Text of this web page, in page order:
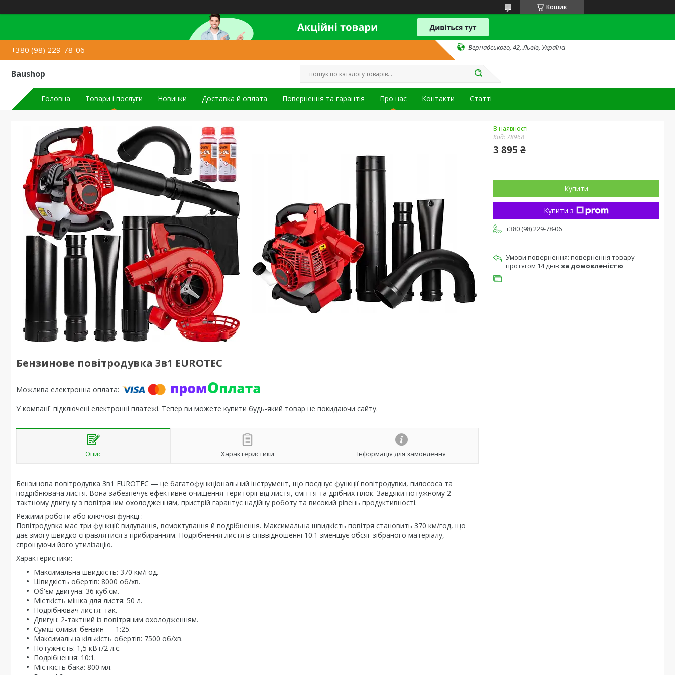
Кошик
+380 (98) 229-78-06 Вернадського, 42, Львів, Україна
Baushop
Головна Товари і послуги Новинки Доставка й оплата Повернення та гарантія Про нас Контакти Статті
Бензинове повітродувка 3в1 EUROTEC
У компанії підключені електронні платежі. Тепер ви можете купити будь-який товар не покидаючи сайту.
Опис Характеристики Інформація для замовлення
Бензинова повітродувка 3в1 EUROTEC — це багатофункціональний інструмент, що поєднує функції повітродувки, пилососа та
подрібнювача листя. Вона забезпечує ефективне очищення території від листя, сміття та дрібних гілок. Завдяки потужному 2-
тактному двигуну з повітряним охолодженням, пристрій гарантує надійну роботу та високий рівень продуктивності.
Режими роботи або ключові функції:
Повітродувка має три функції: видування, всмоктування й подрібнення. Максимальна швидкість повітря становить 370 км/год, що
дає змогу швидко справлятися з прибиранням. Подрібнення листя в співвідношенні 10:1 зменшує обсяг зібраного матеріалу,
спрощуючи його утилізацію.
Характеристики:
Максимальна швидкість: 370 км/год.
Швидкість обертів: 8000 об/хв.
Об'єм двигуна: 36 куб.см.
Місткість мішка для листя: 50 л.
Подрібнювач листя: так.
Двигун: 2-тактний із повітряним охолодженням.
Суміш оливи: бензин — 1:25.
Максимальна кількість обертів: 7500 об/хв.
Потужність: 1,5 кВт/2 л.с.
Подрібнення: 10:1.
Місткість бака: 800 мл.
В наявності
Код: 78968
3 895 ₴
Купити
Купити з
+380 (98) 229-78-06
повернення товару
протягом 14 днів за домовленістю